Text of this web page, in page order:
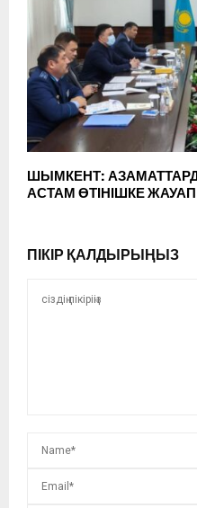
ШЫМКЕНТ:
АСТАМ ӨТІНІШКЕ ЖАУАП
ПІКІР ҚАЛДЫРЫҢЫЗ